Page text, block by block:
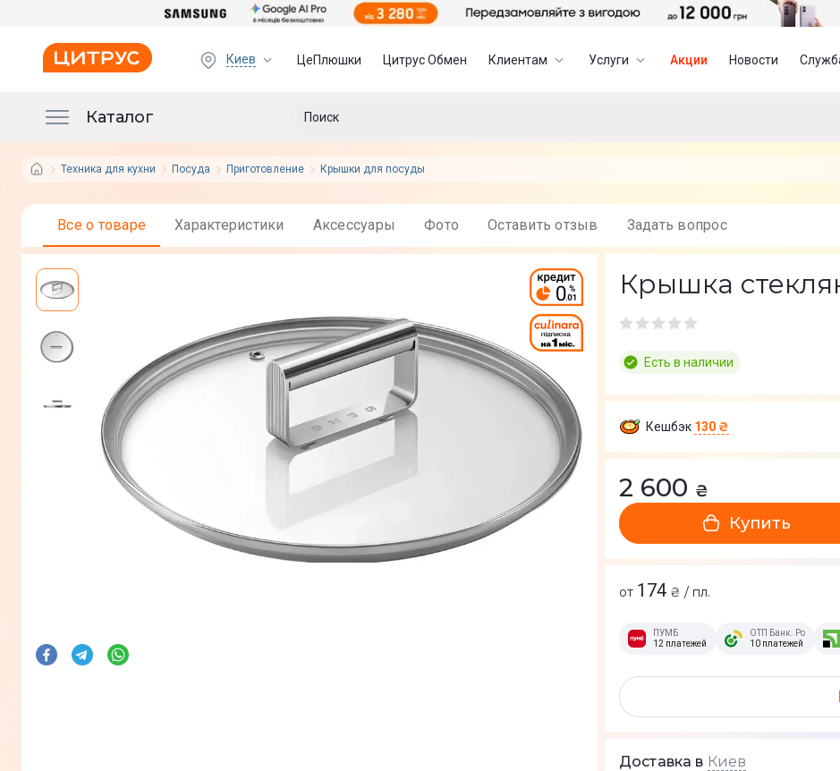
Киев ЦеПлюшки Цитрус Обмен Клиентам Услуги Акции Новости
Каталог
Техника для кухни Посуда Приготовление Крышки для посуды
Все о товаре Характеристики Аксессуары Фото Оставить отзыв Задать вопрос
Крышка
Есть в наличии
Кешбэк 130 ₴
2 600 ₴
Купить
от 174 ₴ / пл.
ПУМБ
12 платежей
ОТП Банк.
10 платежей
Доставка в Киев